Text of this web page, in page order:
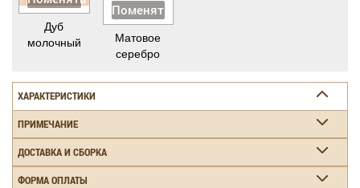
Дуб
молочный
Поменять
Матовое
серебро
ХАРАКТЕРИСТИКИ
ПРИМЕЧАНИЕ
ДОСТАВКА И СБОРКА
ФОРМА ОПЛАТЫ